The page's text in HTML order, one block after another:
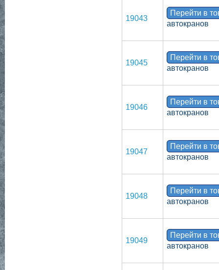
19043
Перейти в
автокранов
19045
Перейти в
автокранов
19046
Перейти в
автокранов
19047
Перейти в
автокранов
19048
Перейти в
автокранов
19049
Перейти в
автокранов